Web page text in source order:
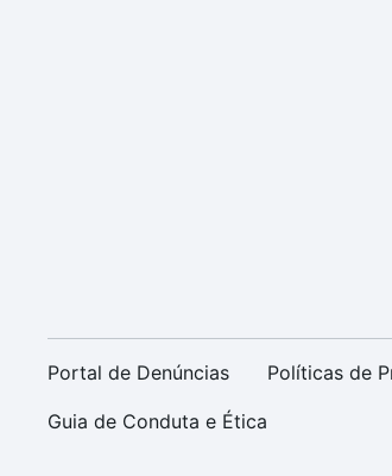
Portal de Denúncias Políticas de
Guia de Conduta e Ética